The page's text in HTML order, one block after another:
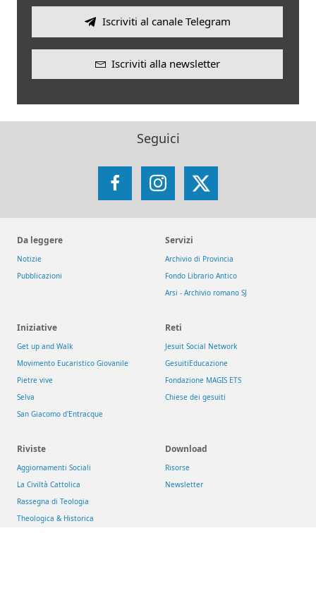
Iscriviti al canale Telegram
Iscriviti alla newsletter
Seguici
FacebookInstagram
X
Da leggere
Notizie
Pubblicazioni
Servizi
Archivio di Provincia
Fondo Librario Antico
Arsi - Archivio romano SJ
Iniziative
Get up and Walk
Movimento Eucaristico Giovanile
Pietre vive
Selva
San Giacomo d'Entracque
Reti
Jesuit Social Network
GesuitiEducazione
Fondazione MAGIS ETS
Chiese dei gesuiti
Riviste
Aggiornamenti Sociali
La Civiltà Cattolica
Rassegna di Teologia
Theologica & Historica
Download
Risorse
Newsletter